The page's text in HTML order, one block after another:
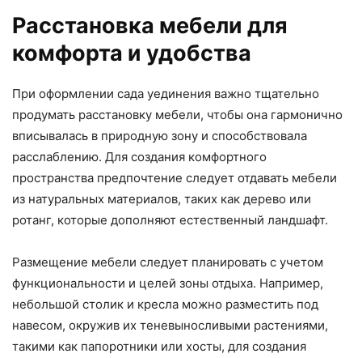
Расстановка мебели для
комфорта и удобства
При оформлении сада уединения важно тщательно
продумать расстановку мебели, чтобы она гармонично
вписывалась в природную зону и способствовала
расслаблению. Для создания комфортного
пространства предпочтение следует отдавать мебели
из натуральных материалов, таких как дерево или
ротанг, которые дополняют естественный ландшафт.
Размещение мебели следует планировать с учетом
функциональности и целей зоны отдыха. Например,
небольшой столик и кресла можно разместить под
навесом, окружив их теневыносливыми растениями,
такими как папоротники или хосты, для создания